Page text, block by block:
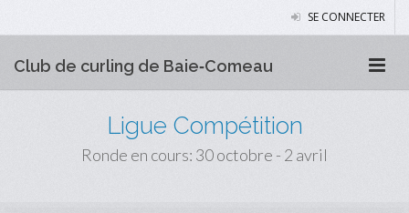
SE CONNECTER
Club de curling de Baie‑Comeau
Ligue Compétition
Ronde en cours: 30 octobre - 2 avril